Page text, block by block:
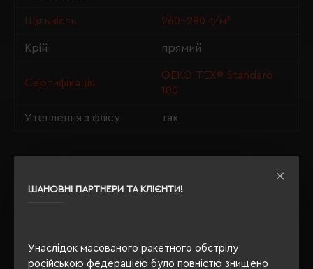
ШАНОВНІ ПАРТНЕРИ ТА КЛІЄНТИ!
Унаслідок масованого ракетного обстрілу
російською федерацією було повністю знищено
Щільність 260-280 г/м²
Крій прямий
Сертифікація
OEKO-TEX® Standard
100
Утеплення з флісу так